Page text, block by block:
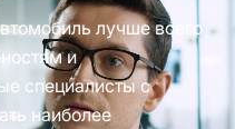
лучше всего
и
специалисты с
наиболее